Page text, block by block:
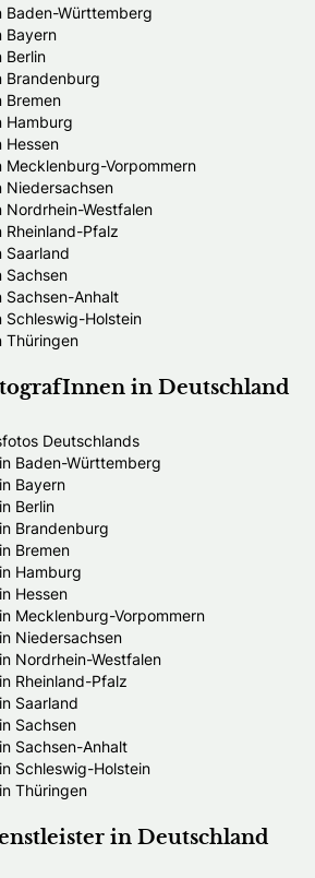
Württemberg
Bayern
Berlin
Brandenburg
Bremen
Hamburg
Hessen
Vorpommern
Niedersachsen
Westfalen
Pfalz
Saarland
Sachsen
Anhalt
Holstein
Thüringen
in Deutschland
Deutschlands
Baden-Württemberg
Bayern
Berlin
Brandenburg
Bremen
Hamburg
Hessen
Mecklenburg-Vorpommern
Niedersachsen
Nordrhein-Westfalen
Rheinland-Pfalz
Saarland
Sachsen
Sachsen-Anhalt
Schleswig-Holstein
Thüringen
in Deutschland